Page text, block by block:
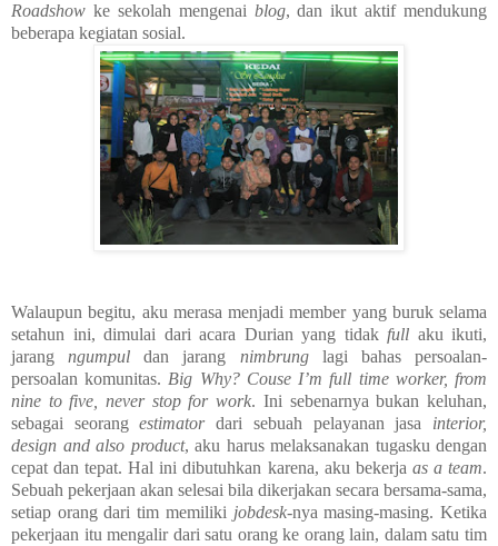
Roadshow ke sekolah mengenai blog, dan ikut aktif mendukung
beberapa kegiatan sosial.
Walaupun begitu, aku merasa menjadi member yang buruk selama
setahun ini, dimulai dari acara Durian yang tidak full aku ikuti,
jarangngumpul dan jarang nimbrunglagi bahas persoalan-
persoalan komunitas. Big Why? Couse I’m full time worker, from
nine to five, never stop for work. Ini sebenarnya bukan keluhan,
sebagai seorangestimatordari sebuah pelayanan jasa interior,
design and also product, aku harus melaksanakan tugasku dengan
cepat dan tepat. Hal ini dibutuhkan karena, aku bekerja as a team.
Sebuah pekerjaan akan selesai bila dikerjakan secara bersama-sama,
setiap orang dari tim memiliki jobdesk-nya masing-masing. Ketika
pekerjaan itu mengalir dari satu orang ke orang lain, dalam satu tim